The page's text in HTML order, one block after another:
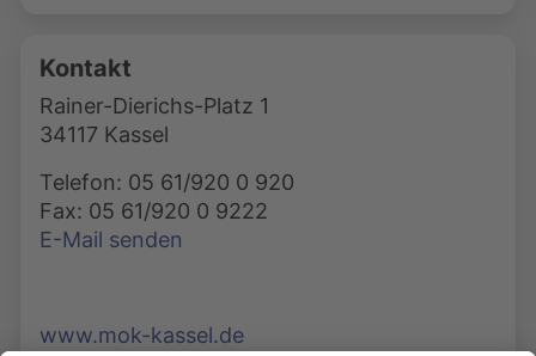
Kontakt
Rainer-Dierichs-Platz 1
34117 Kassel
Telefon: 05 61/920 0 920
Fax: 05 61/920 0 9222
E-Mail senden
www.mok-kassel.de